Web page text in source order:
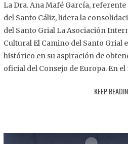
8
2
2
La Dra. Ana Mafé García,
del Santo Cáliz, lidera la
del Santo Grial La Asociación
Cultural El Camino del Santo Grial
histórico en su aspiración de
oficial del Consejo de Europa. En
KEEP